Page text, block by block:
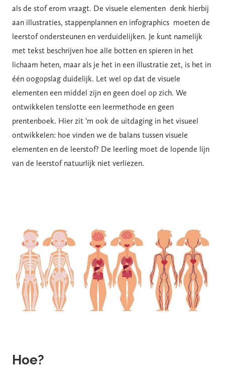
als de stof erom vraagt. De visuele elementen ­ denk hierbij
aan illustraties, stappenplannen en infographics ­ moeten de
leerstof ondersteunen en verduidelijken. Je kunt namelijk
met tekst beschrijven hoe alle botten en spieren in het
lichaam heten, maar als je het in een illustratie zet, is het in
één oogopslag duidelijk. Let wel op dat de visuele
elementen een middel zijn en geen doel op zich. We
ontwikkelen tenslotte een leermethode en geen
prentenboek. Hier zit ‘m ook de uitdaging in het visueel
ontwikkelen: hoe vinden we de balans tussen visuele
elementen en de leerstof? De leerling moet de lopende lijn
van de leerstof natuurlijk niet verliezen.
Hoe?